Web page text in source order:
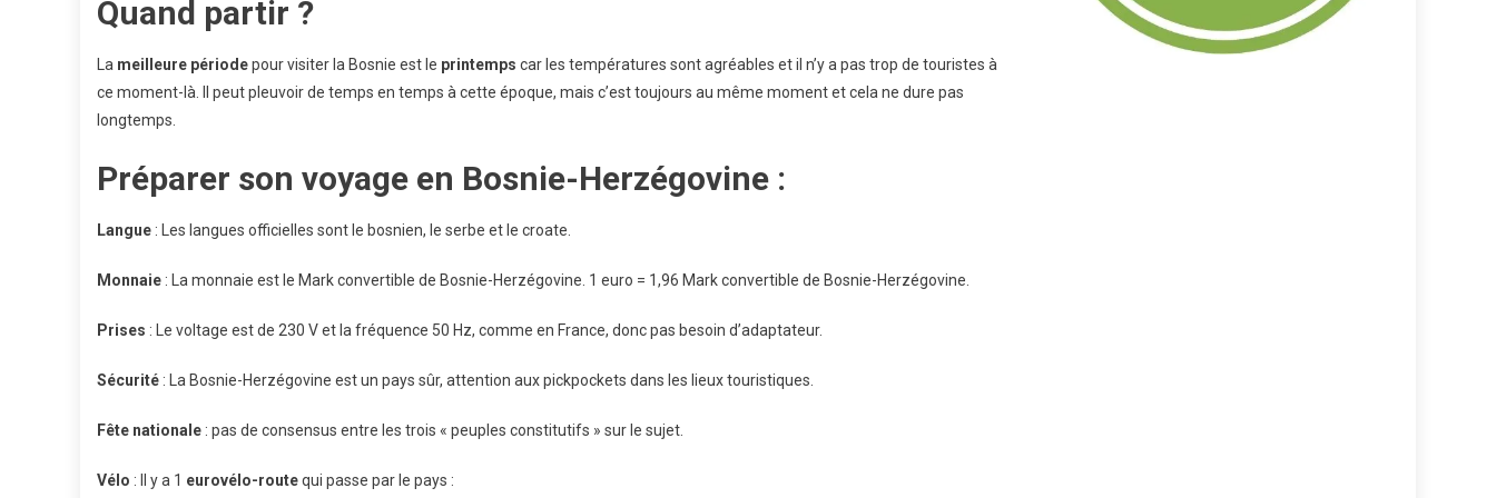
Quand partir ?
La meilleure périodepour visiter la Bosnie est le printemps car les températures sont agréables et il n’y a pas trop de touristes à
ce moment-là. Il peut pleuvoir de temps en temps à cette époque, mais c’est toujours au même moment et cela ne dure pas
longtemps.
Préparer son voyage en Bosnie-Herzégovine :
Langue : Les langues officielles sont le bosnien, le serbe et le croate.
Monnaie : La monnaie est le Mark convertible de Bosnie-Herzégovine . 1 euro = 1,96 Mark convertible de Bosnie-Herzégovine.
Prises : Le voltage est de 230 V et la fréquence 50 Hz, comme en France, donc pas besoin d’adaptateur.
Sécurité : La Bosnie-Herzégovine est un pays sûr, attention aux pickpockets dans les lieux touristiques.
Fête nationale : pas de consensus entre les trois « peuples constitutifs » sur le sujet.
Vélo : Il y a 1 eurovélo-routequi passe par le pays :